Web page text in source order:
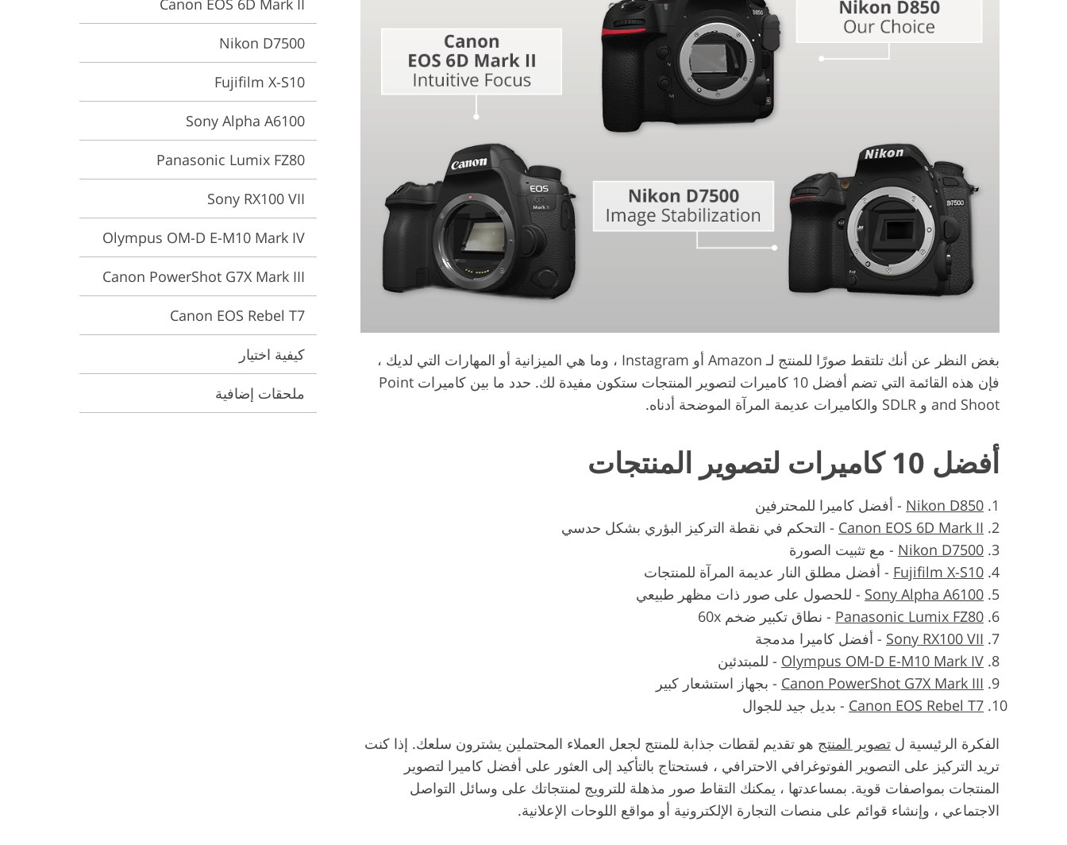
تنقيح المنتجات خدمات تنميق المجوهرات بيانات تدريب الذكاء الاصطناعي خدمات تحرير الفيديو
بغض النظر عن أنك تلتقط صورًا للمنتج لـ Amazon أو Instagram ، وما هي الميزانية أو المهارات التي لديك ،
فإن هذه القائمة التي تضم أفضل 10 كاميرات لتصوير المنتجات ستكون مفيدة لك. حدد ما بين كاميرات Point
and Shoot و SDLR والكاميرات عديمة المرآة الموضحة أدناه.
أفضل 10 كاميرات لتصوير المنتجات
Nikon D850
- أفضل كاميرا للمحترفين
Canon EOS 6D Mark II
- التحكم في نقطة التركيز البؤري بشكل حدسي
Nikon D7500
- مع تثبيت الصورة
Fujifilm X-S10
- أفضل مطلق النار عديمة المرآة للمنتجات
Sony Alpha A6100
- للحصول على صور ذات مظهر طبيعي
Panasonic Lumix FZ80
- نطاق تكبير ضخم 60x
Sony RX100 VII
- أفضل كاميرا مدمجة
Olympus OM-D E-M10 Mark IV
- للمبتدئين
Canon PowerShot G7X Mark III
- بجهاز استشعار كبير
Canon EOS Rebel T7
- بديل جيد للجوال
الفكرة الرئيسية ل تصوير المنتج هو تقديم لقطات جذابة للمنتج لجعل العملاء المحتملين يشترون سلعك. إذا كنت
تريد التركيز على التصوير الفوتوغرافي الاحترافي ، فستحتاج بالتأكيد إلى العثور على أفضل كاميرا لتصوير
المنتجات بمواصفات قوية. بمساعدتها ، يمكنك التقاط صور مذهلة للترويج لمنتجاتك على وسائل التواصل
الاجتماعي ، وإنشاء قوائم على منصات التجارة الإلكترونية أو مواقع اللوحات الإعلانية.
Canon EOS 6D Mark II
Nikon D7500
Fujifilm X-S10
Sony Alpha A6100
Panasonic Lumix FZ80
Sony RX100 VII
Olympus OM-D E-M10 Mark IV
Canon PowerShot G7X Mark III
Canon EOS Rebel T7
كيفية اختيار
ملحقات إضافية